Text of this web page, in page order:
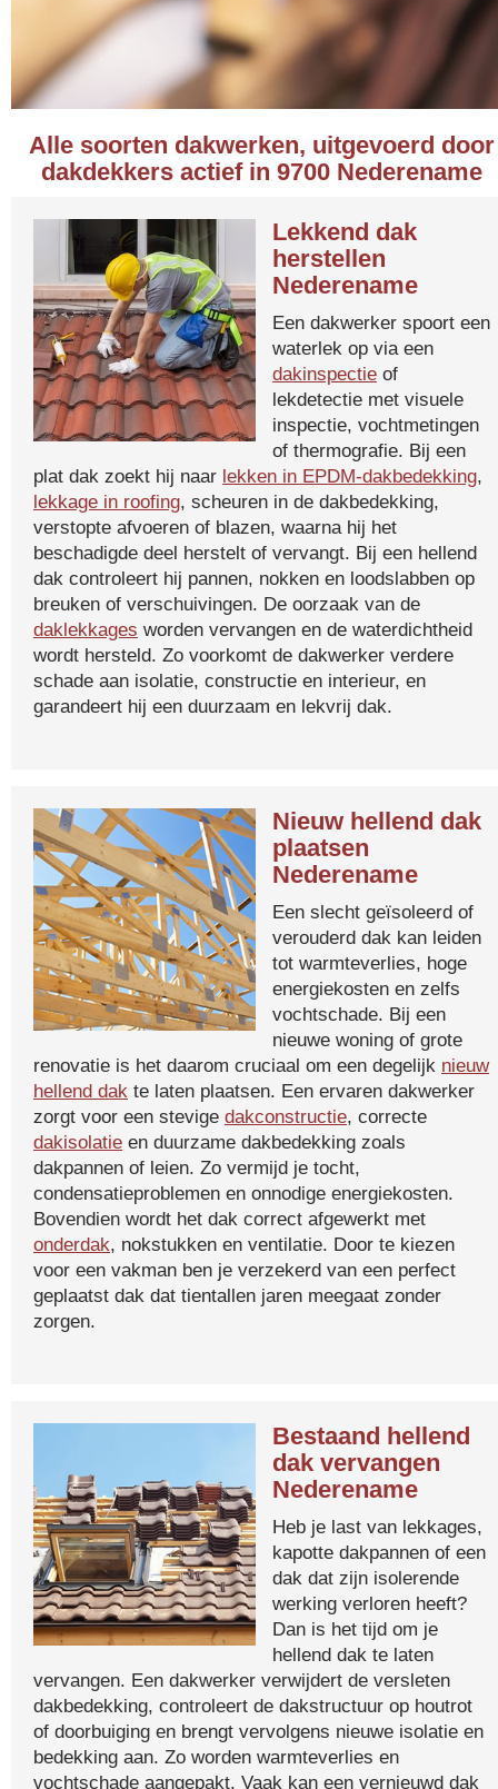
Alle soorten dakwerken, uitgevoerd door
dakdekkers actief in 9700 Nederename
Lekkend dak
herstellen
Nederename
Een dakwerker spoort een
waterlek op via een
dakinspectie of
lekdetectie met visuele
inspectie, vochtmetingen
of thermografie. Bij een
plat dak zoekt hij naar lekken in EPDM-dakbedekking,
lekkage in roofing, scheuren in de dakbedekking,
verstopte afvoeren of blazen, waarna hij het
beschadigde deel herstelt of vervangt. Bij een hellend
dak controleert hij pannen, nokken en loodslabben op
breuken of verschuivingen. De oorzaak van de
daklekkages worden vervangen en de waterdichtheid
wordt hersteld. Zo voorkomt de dakwerker verdere
schade aan isolatie, constructie en interieur, en
garandeert hij een duurzaam en lekvrij dak.
Nieuw hellend dak
plaatsen
Nederename
Een slecht geïsoleerd of
verouderd dak kan leiden
tot warmteverlies, hoge
energiekosten en zelfs
vochtschade. Bij een
nieuwe woning of grote
renovatie is het daarom cruciaal om een degelijk nieuw
hellend dak te laten plaatsen. Een ervaren dakwerker
zorgt voor een stevige dakconstructie, correcte
dakisolatie en duurzame dakbedekking zoals
dakpannen of leien. Zo vermijd je tocht,
condensatieproblemen en onnodige energiekosten.
Bovendien wordt het dak correct afgewerkt met
onderdak, nokstukken en ventilatie. Door te kiezen
voor een vakman ben je verzekerd van een perfect
geplaatst dak dat tientallen jaren meegaat zonder
zorgen.
Bestaand hellend
dak vervangen
Nederename
Heb je last van lekkages,
kapotte dakpannen of een
dak dat zijn isolerende
werking verloren heeft?
Dan is het tijd om je
hellend dak te laten
vervangen. Een dakwerker verwijdert de versleten
dakbedekking, controleert de dakstructuur op houtrot
of doorbuiging en brengt vervolgens nieuwe isolatie en
bedekking aan. Zo worden warmteverlies en
vochtschade aangepakt. Vaak kan een vernieuwd dak